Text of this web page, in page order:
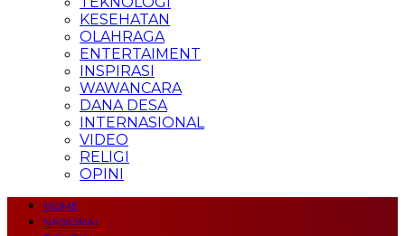
KESEHATAN
OLAHRAGA
ENTERTAIMENT
INSPIRASI
WAWANCARA
DANA DESA
INTERNASIONAL
VIDEO
RELIGI
OPINI
HOME
NASIONAL